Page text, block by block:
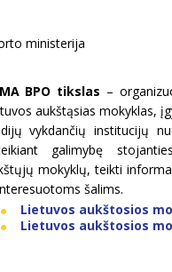
ministerija
BPO tikslas –
aukštąsias mokyklas,
vykdančių institucijų
galimybę
mokyklų, teikti
šalims.
Lietuvos aukštosios
Lietuvos aukštosios